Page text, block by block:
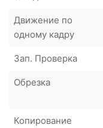
Движение по
одному кадру
Зап. Проверка
Обрезка
Копирование